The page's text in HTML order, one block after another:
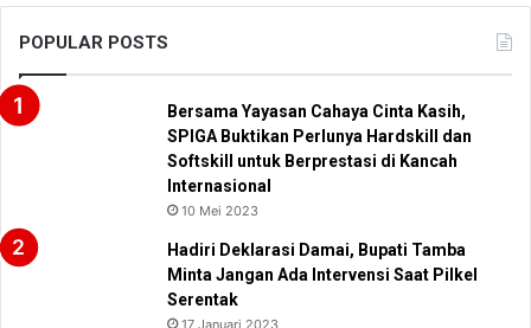
POPULAR POSTS
Bersama Yayasan Cahaya Cinta Kasih,
SPIGA Buktikan Perlunya Hardskill dan
Softskill untuk Berprestasi di Kancah
Internasional
10 Mei 2023
Hadiri Deklarasi Damai, Bupati Tamba
Minta Jangan Ada Intervensi Saat Pilkel
Serentak
17 Januari 2023